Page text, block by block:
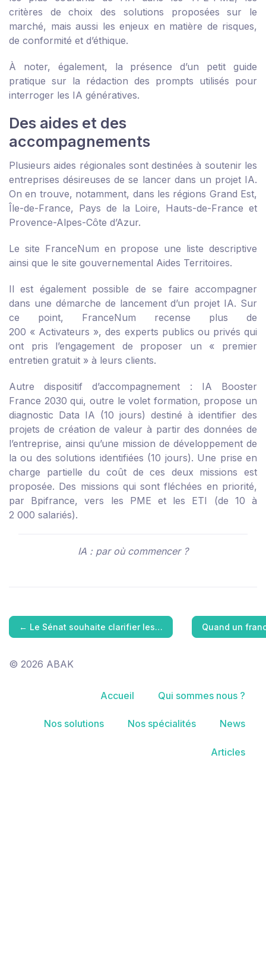
critères de choix des solutions proposées sur le
marché, mais aussi les enjeux en matière de risques,
de conformité et d’éthique.
À noter, également, la présence d’un petit guide
pratique sur la rédaction des prompts utilisés pour
interroger les IA génératives.
Des aides et des
accompagnements
Plusieurs aides régionales sont destinées à soutenir les
entreprises désireuses de se lancer dans un projet IA.
On en trouve, notamment, dans les régions Grand Est,
Île-de-France, Pays de la Loire, Hauts-de-France et
Provence-Alpes-Côte d’Azur.
Le site FranceNum en propose une liste descriptive
ainsi que le site gouvernemental Aides Territoires.
Il est également possible de se faire accompagner
dans une démarche de lancement d’un projet IA. Sur
ce point, FranceNum recense plus de
200 « Activateurs », des experts publics ou privés qui
ont pris l’engagement de proposer un « premier
entretien gratuit » à leurs clients.
Autre dispositif d’accompagnement : IA Booster
France 2030 qui, outre le volet formation, propose un
diagnostic Data IA (10 jours) destiné à identifier des
projets de création de valeur à partir des données de
l’entreprise, ainsi qu’une mission de développement de
la ou des solutions identifiées (10 jours). Une prise en
charge partielle du coût de ces deux missions est
proposée. Des missions qui sont fléchées en priorité,
par Bpifrance, vers les PME et les ETI (de 10 à
2 000 salariés).
IA : par où commencer ?
← Le Sénat souhaite clarifier les… Quand un
© 2026 ABAK
Accueil Qui sommes nous ?
Nos solutions Nos spécialités News
Articles